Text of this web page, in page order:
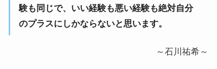
験も同じで、いい経験も悪い経験も絶対自分
のプラスにしかならないと思います。
～石川祐希～